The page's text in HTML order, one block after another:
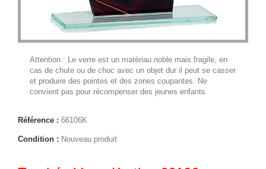
Attention : Le verre est un matériau noble mais fragile, en
cas de chute ou de choc avec un objet dur il peut se casser
et produire des pointes et des zones coupantes. Ne
convient pas pour récompenser des jeunes enfants
Référence : 66106K
Condition : Nouveau produit